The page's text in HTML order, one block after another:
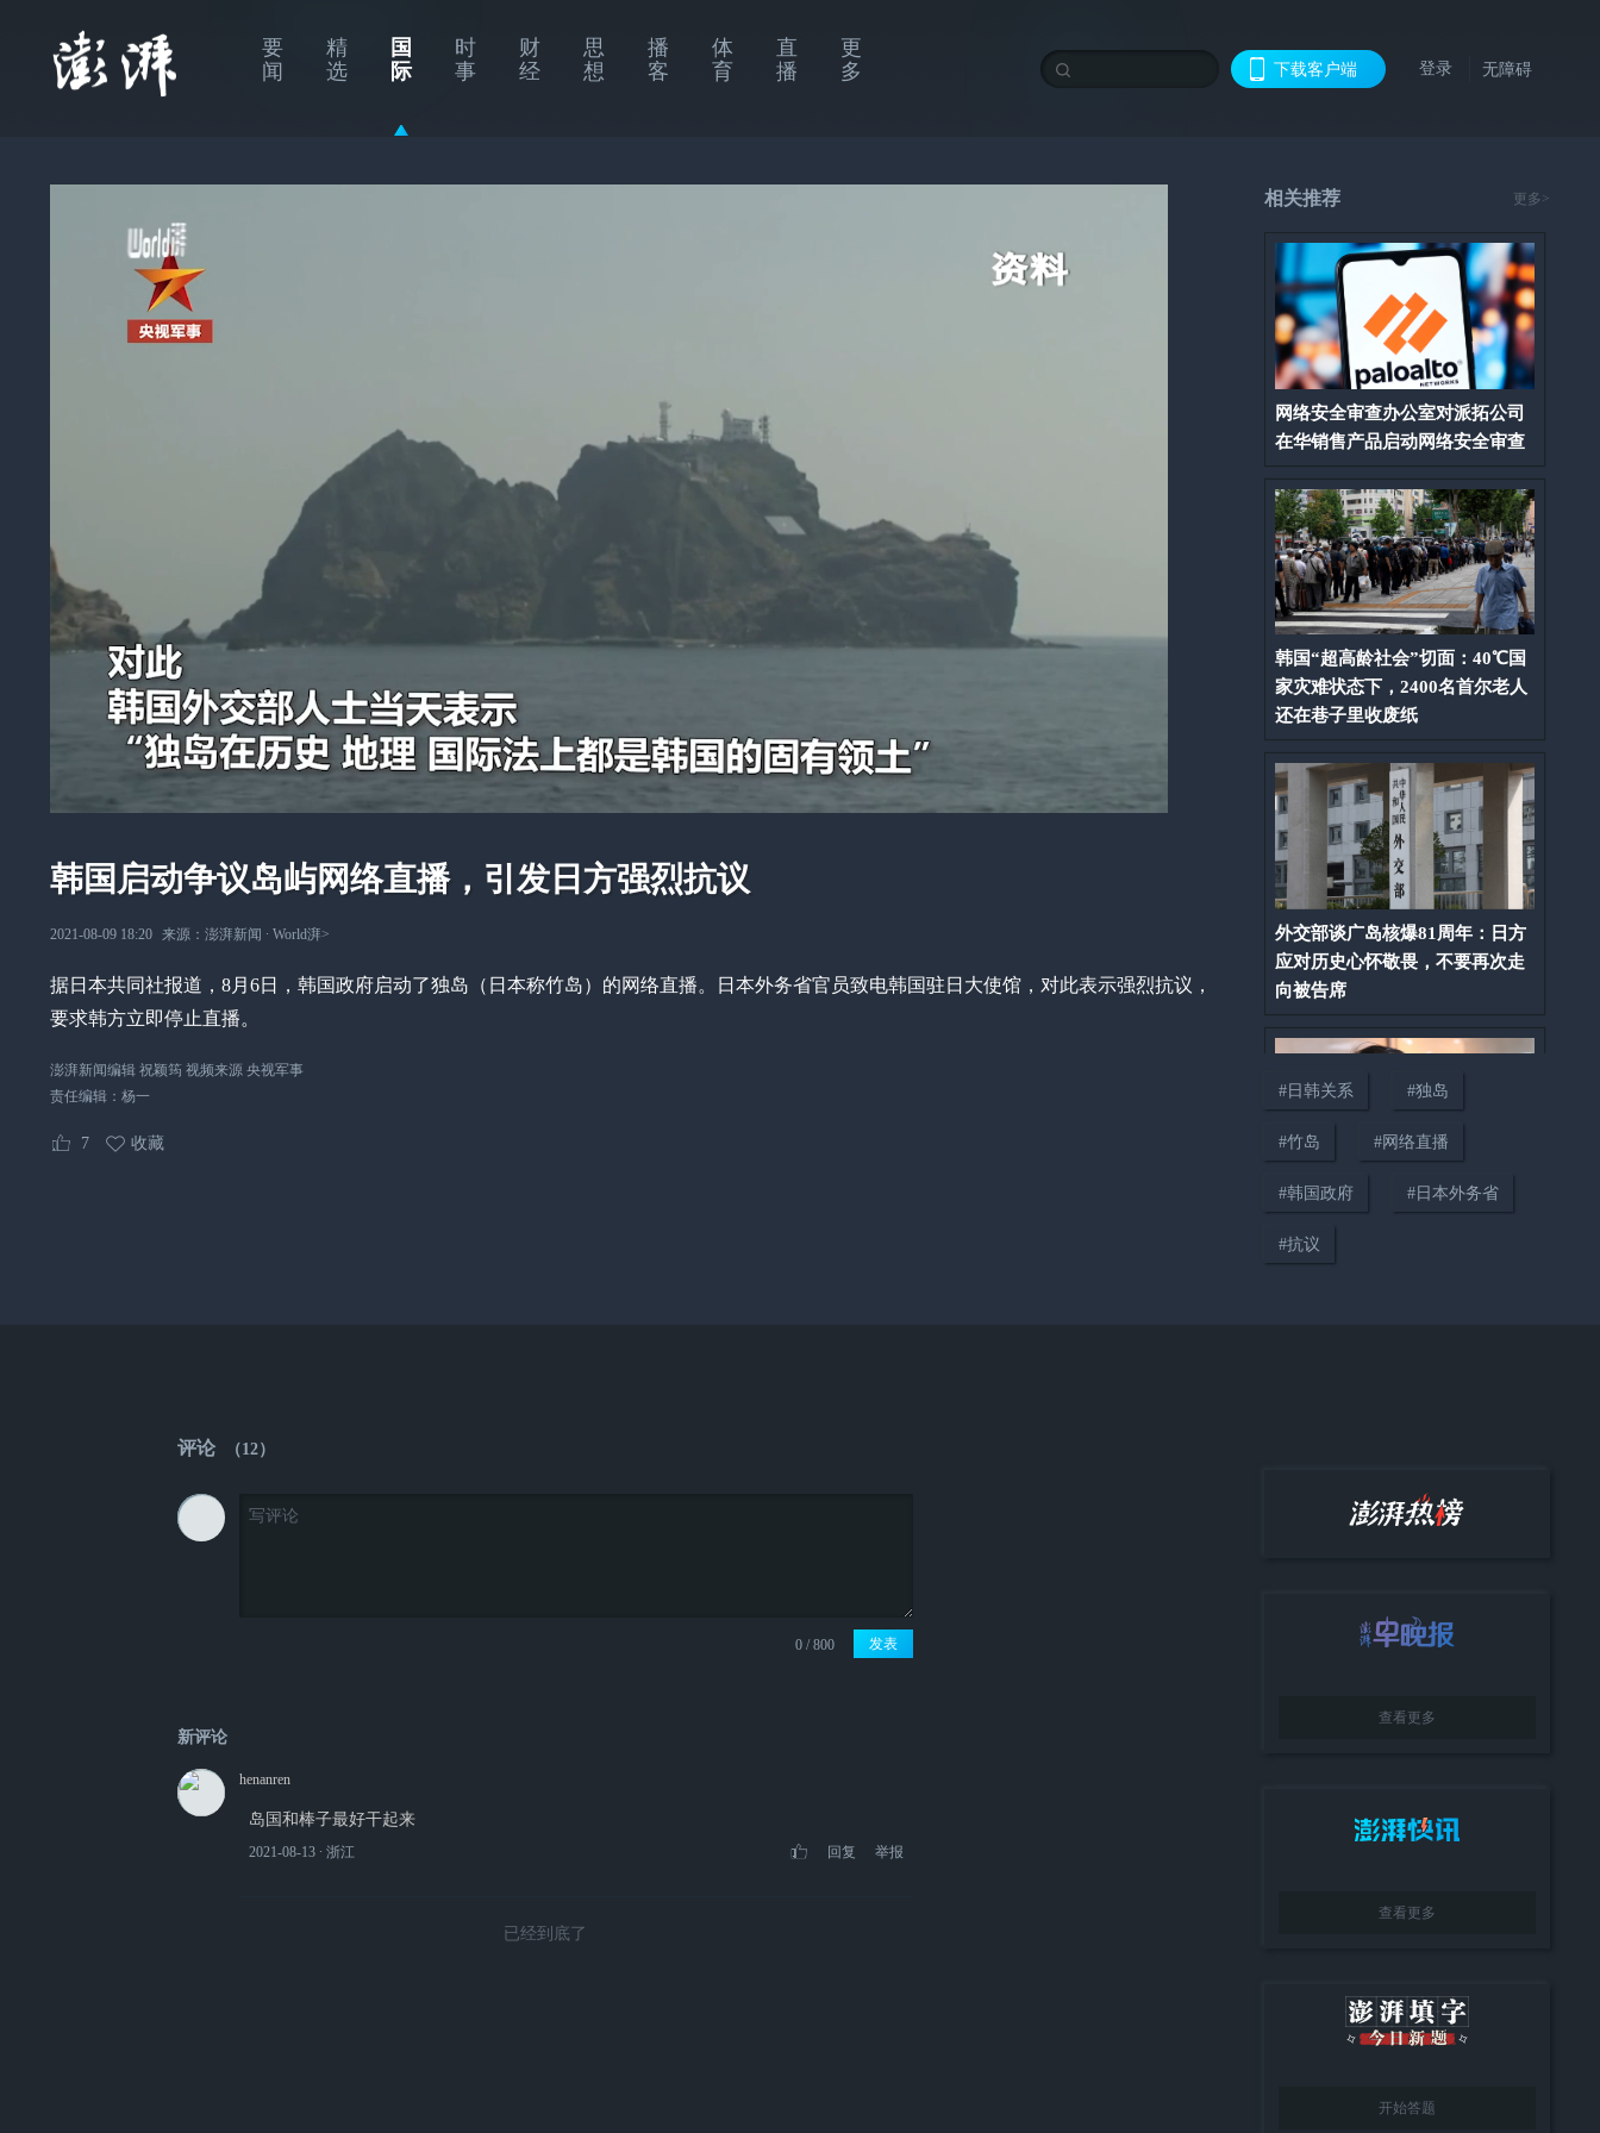
要
闻
精
选
国
际
时
事
财
经
思
想
播
客
体
育
直
播
更
多
下载客户端 登录 无障碍
韩国启动争议岛屿网络直播，引发日方强烈抗议
2021-08-09 18:20 来源： 澎湃新闻 ∙ World湃>
据日本共同社报道，8月6日，韩国政府启动了独岛（日本称竹岛）的网络直播。日本外务省官员致电韩国驻日大使馆，对此表示强烈抗议，
要求韩方立即停止直播。
澎湃新闻编辑 祝颖筠 视频来源 央视军事
责任编辑： 杨一
7 收藏
相关推荐 更多>
网络安全审查办公室对派拓公司
在华销售产品启动网络安全审查
韩国“超高龄社会”切面：40℃国
家灾难状态下，2400名首尔老人
还在巷子里收废纸
外交部谈广岛核爆81周年：日方
应对历史心怀敬畏，不要再次走
向被告席
韩国警方调查“洪明甫任命违规
案”，已对韩国足协进行搜查
# 日韩关系 #独岛
#竹岛 #网络直播
#韩国政府 # 日本外务省
#抗议
评论 （12）
发表
新评论
henanren
岛国和棒子最好干起来
2021-08-13 ∙ 浙江 回复 举报
已经到底了
查看更多
查看更多
开始答题